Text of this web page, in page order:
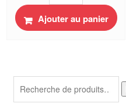
Marqueur
de
verre
Ajouter au panier
pour :